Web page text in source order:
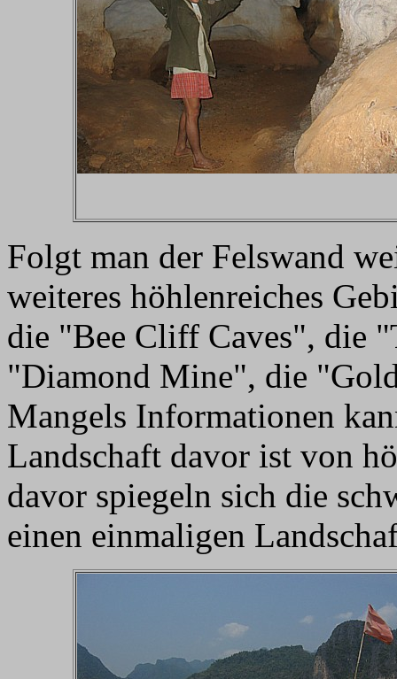
Folgt man der Felswand
weiteres höhlenreiches
die "Bee Cliff Caves", die
"Diamond Mine", die
Mangels Informationen
Landschaft davor ist von
davor spiegeln sich die
einen einmaligen